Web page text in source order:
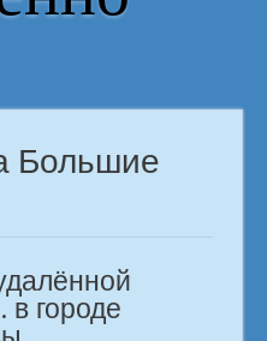
Большие
городе